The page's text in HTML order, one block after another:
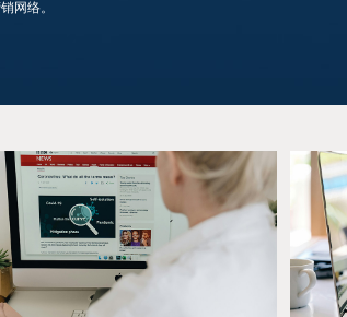
网络。